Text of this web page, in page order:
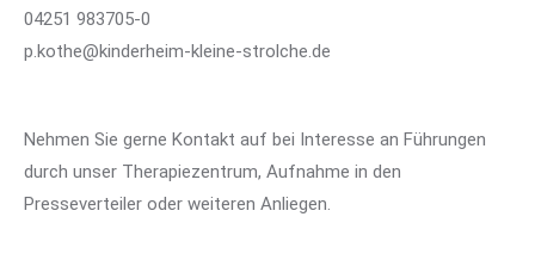
04251 983705-0
p.kothe@kinderheim-kleine-strolche.de
Nehmen Sie gerne Kontakt auf bei Interesse an Führungen
durch unser Therapiezentrum, Aufnahme in den
Presseverteiler oder weiteren Anliegen.